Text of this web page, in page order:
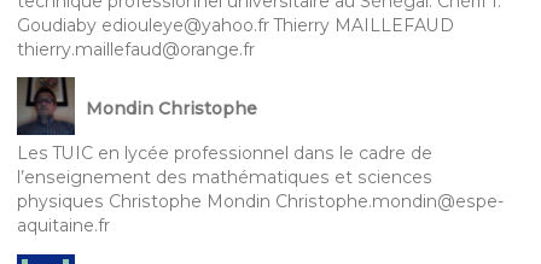
Goudiaby ediouleye@yahoo.fr Thierry MAILLEFAUD
thierry.maillefaud@orange.fr
Mondin Christophe
Les TUIC en lycée professionnel dans le cadre de
l’enseignement des mathématiques et sciences
physiques Christophe Mondin Christophe.mondin@espe-
aquitaine.fr